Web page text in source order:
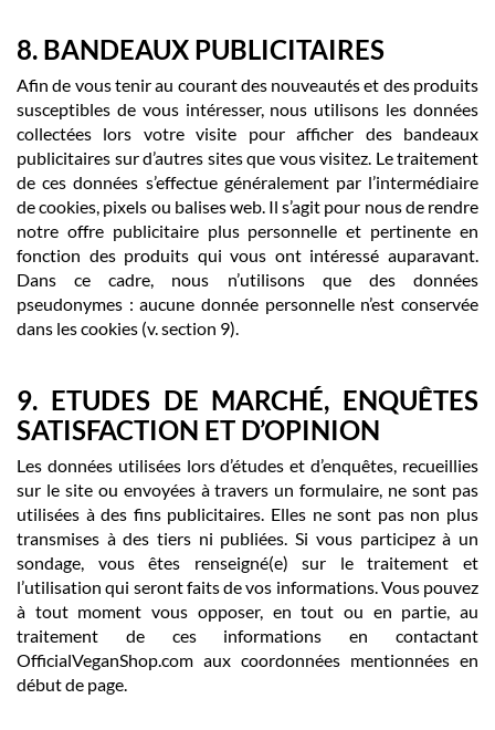
8. BANDEAUX PUBLICITAIRES
Afin de vous tenir au courant des nouveautés et des produits
susceptibles de vous intéresser, nous utilisons les données
collectées lors votre visite pour afficher des bandeaux
publicitaires sur d’autres sites que vous visitez. Le traitement
de ces données s’effectue généralement par l’intermédiaire
de cookies, pixels ou balises web. Il s’agit pour nous de rendre
notre offre publicitaire plus personnelle et pertinente en
fonction des produits qui vous ont intéressé auparavant.
Dans ce cadre, nous n’utilisons que des données
pseudonymes : aucune donnée personnelle n’est conservée
dans les cookies (v. section 9).
9. ETUDES DE MARCHÉ, ENQUÊTES
SATISFACTION ET D’OPINION
Les données utilisées lors d’études et d’enquêtes, recueillies
sur le site ou envoyées à travers un formulaire, ne sont pas
utilisées à des fins publicitaires. Elles ne sont pas non plus
transmises à des tiers ni publiées. Si vous participez à un
sondage, vous êtes renseigné(e) sur le traitement et
l’utilisation qui seront faits de vos informations. Vous pouvez
à tout moment vous opposer, en tout ou en partie, au
traitement de ces informations en contactant
OfficialVeganShop.com aux coordonnées mentionnées en
début de page.